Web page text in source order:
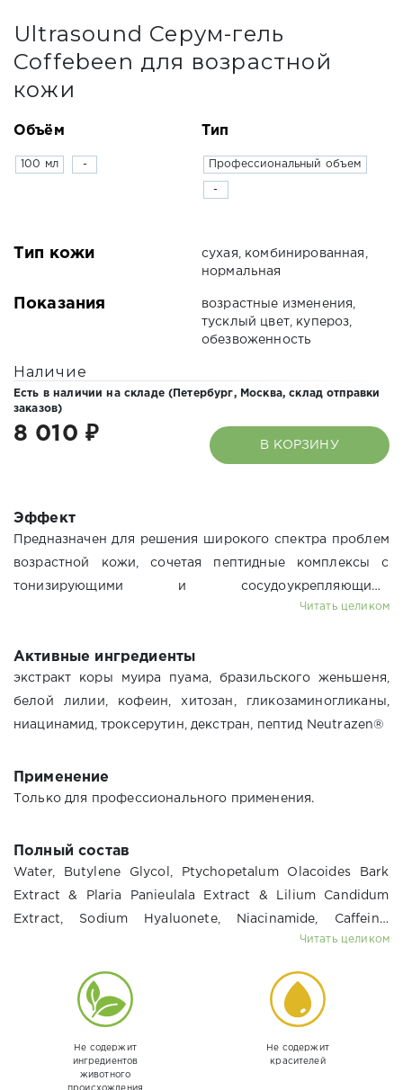
Ultrasound Серум-гель
Coffebeen для возрастной
кожи
Объём
100 мл -
Тип
Профессиональный объем
-
Тип кожи
сухая, комбинированная,
нормальная
Показания
возрастные изменения,
тусклый цвет, купероз,
обезвоженность
Наличие
Есть в наличии на складе ( Петербург, Москва,склад отправки
заказов)
8 010 ₽
В КОРЗИНУ
Эффект
Предназначен для решения широкого спектра проблем
возрастной кожи, сочетая пептидные комплексы с
тонизирующими и сосудоукрепляющими
активами.Интенсивное омоложение, лифтинг и
антиоксидантная защита,улучшение метаболизма.
Читать целиком
Активные ингредиенты
экстракт коры муира пуама, бразильского женьшеня,
белой лилии, кофеин, хитозан, гликозаминогликаны,
ниацинамид, троксерутин, декстран, пептид Neutrazen®
Применение
Только для профессионального применения.
Полный состав
Water, Butylene Glycol, Ptychopetalum Olacoides Bark
Extract & Plaria Panieulala Extract & Lilium Candidum
Extract, Sodium Hyaluonete, Niacinamide, Caffeine,
Carbomer, Triethanolamin, Giycosaminoglycans,
Dextran, Potassium Sorbate, Disodium Edta, Palmitoil
Tripeptide-8.
Читать целиком
Не содержит
ингредиентов
животного
Не содержит
красителей